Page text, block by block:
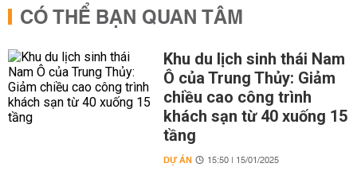
CÓ THỂ BẠN QUAN TÂM
Khu du lịch sinh thái Nam
Ô của Trung Thủy: Giảm
chiều cao công trình
khách sạn từ 40 xuống 15
tầng
DỰ ÁN 15:50 | 15/01/2025